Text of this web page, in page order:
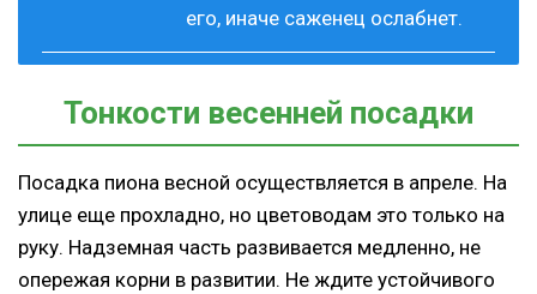
его, иначе саженец ослабнет.
Тонкости весенней посадки
Посадка пиона весной осуществляется в апреле. На
улице еще прохладно, но цветоводам это только на
руку. Надземная часть развивается медленно, не
опережая корни в развитии. Не ждите устойчивого